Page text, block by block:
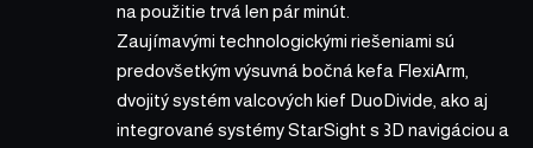
na použitie trvá len pár minút.
Zaujímavými technologickými riešeniami sú
predovšetkým výsuvná bočná kefa FlexiArm,
dvojitý systém valcových kief DuoDivide, ako aj
integrované systémy StarSight s 3D navigáciou a